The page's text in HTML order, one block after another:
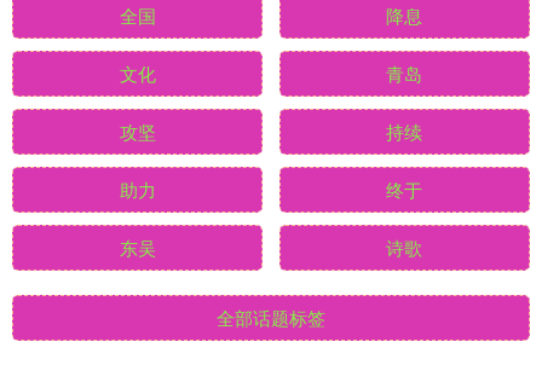
全国 降息
文化 青岛
攻坚 持续
助力 终于
东吴 诗歌
全部话题标签